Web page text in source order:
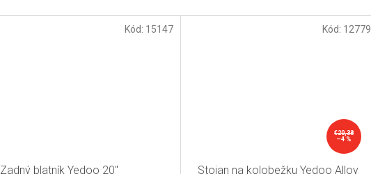
Zadný blatník Yedoo 20"
Kód: 15147
€20,38
–4 %
Stojan na kolobežku Yedoo Alloy
Kód: 12779